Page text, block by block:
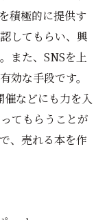
積極的に提供す
してもらい、興
また、SNSを上
効な手段です。
などにも力を入
てもらうことが
、売れる本を作